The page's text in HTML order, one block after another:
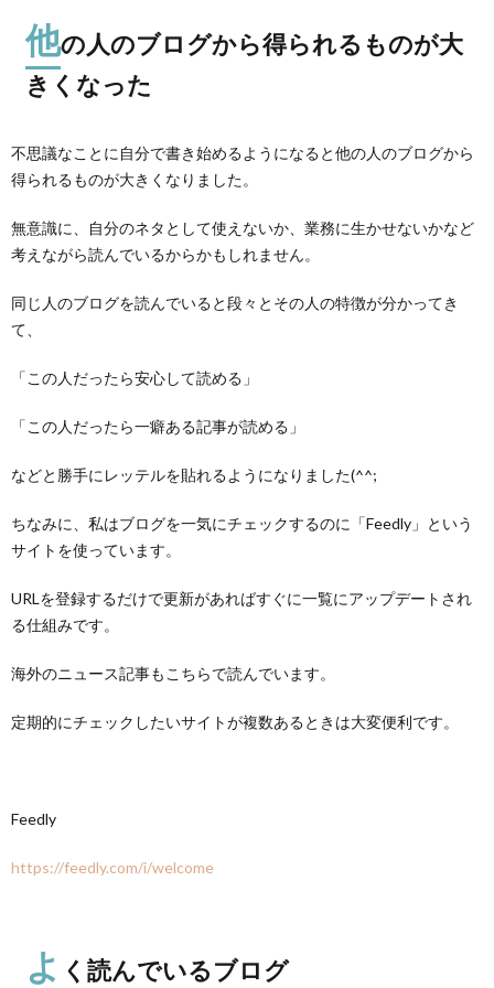
他の人のブログから得られるものが大
きくなった
不思議なことに自分で書き始めるようになると他の人のブログから
得られるものが大きくなりました。
無意識に、自分のネタとして使えないか、業務に生かせないかなど
考えながら読んでいるからかもしれません。
同じ人のブログを読んでいると段々とその人の特徴が分かってき
て、
「この人だったら安心して読める」
「この人だったら一癖ある記事が読める」
などと勝手にレッテルを貼れるようになりました(^^;
ちなみに、私はブログを一気にチェックするのに「Feedly」という
サイトを使っています。
URLを登録するだけで更新があればすぐに一覧にアップデートされ
る仕組みです。
海外のニュース記事もこちらで読んでいます。
定期的にチェックしたいサイトが複数あるときは大変便利です。
Feedly
https://feedly.com/i/welcome
よ く読んでいるブログ